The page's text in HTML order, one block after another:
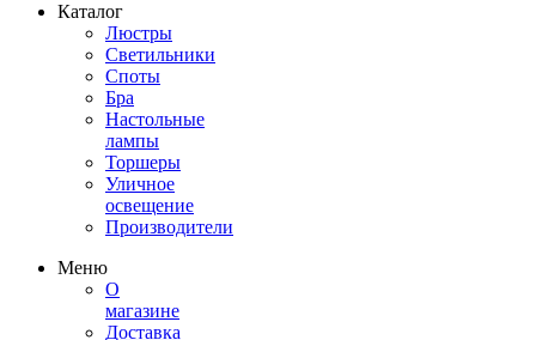
Каталог
Люстры
Светильники
Споты
Бра
Настольные
лампы
Торшеры
Уличное
освещение
Производители
Меню
О
магазине
Доставка